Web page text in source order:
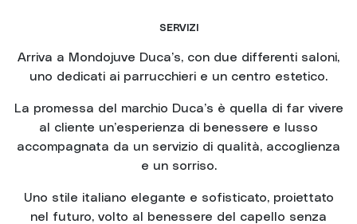
SERVIZI
Arriva a Mondojuve Duca’s, con due differenti saloni,
uno dedicati ai parrucchieri e un centro estetico.
La promessa del marchio Duca’s è quella di far vivere
al cliente un’esperienza di benessere e lusso
accompagnata da un servizio di qualità, accoglienza
e un sorriso.
Uno stile italiano elegante e sofisticato, proiettato
nel futuro, volto al benessere del capello senza